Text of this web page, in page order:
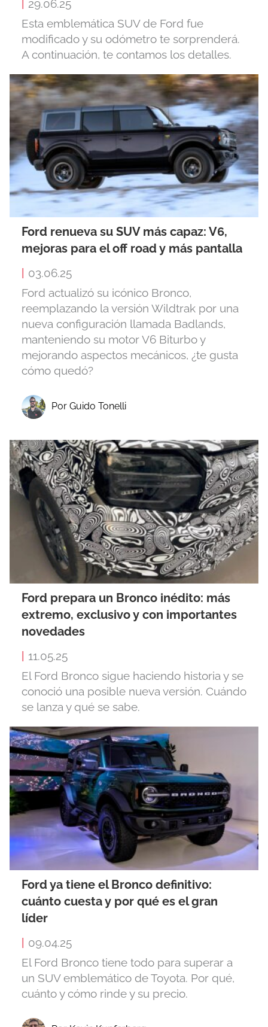
29.06.25
Esta emblemática SUV de Ford fue
modificado y su odómetro te sorprenderá.
A continuación, te contamos los detalles.
Ford renueva su SUV más capaz: V6,
mejoras para el off road y más pantalla
03.06.25
Ford actualizó su icónico Bronco,
reemplazando la versión Wildtrak por una
nueva configuración llamada Badlands,
manteniendo su motor V6 Biturbo y
mejorando aspectos mecánicos, ¿te gusta
cómo quedó?
Por Guido Tonelli
Ford prepara un Bronco inédito: más
extremo, exclusivo y con importantes
novedades
11.05.25
El Ford Bronco sigue haciendo historia y se
conoció una posible nueva versión. Cuándo
se lanza y qué se sabe.
Ford ya tiene el Bronco definitivo:
cuánto cuesta y por qué es el gran
líder
09.04.25
El Ford Bronco tiene todo para superar a
un SUV emblemático de Toyota. Por qué,
cuánto y cómo rinde y su precio.